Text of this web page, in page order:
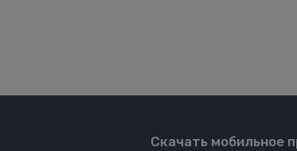
Скачать мобильное